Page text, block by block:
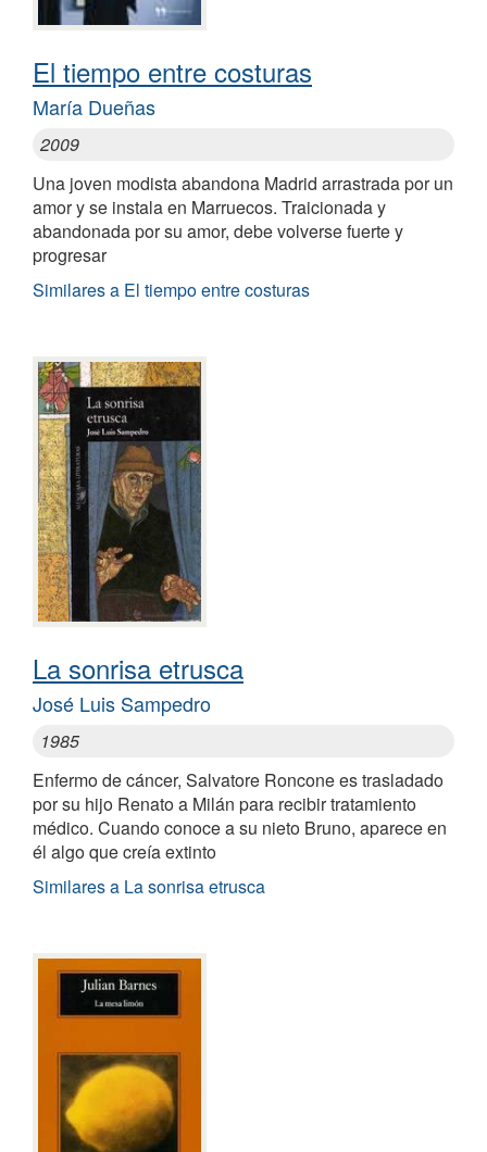
El tiempo entre costuras
María Dueñas
2009
Una joven modista abandona Madrid arrastrada por un
amor y se instala en Marruecos. Traicionada y
abandonada por su amor, debe volverse fuerte y
progresar
Similares a El tiempo entre costuras
La sonrisa etrusca
José Luis Sampedro
1985
Enfermo de cáncer, Salvatore Roncone es trasladado
por su hijo Renato a Milán para recibir tratamiento
médico. Cuando conoce a su nieto Bruno, aparece en
él algo que creía extinto
Similares a La sonrisa etrusca